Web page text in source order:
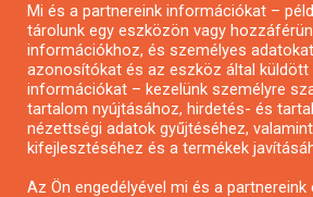
Pályázatírás civil szervezeteknek
Pályázatírás önkormányzatoknak
Pályázatfigyelés
Specifikus pályázatfigyelés vagy
Mi és a partnereink információkat –
tárolunk egy eszközön vagy
információkhoz, és személyes
azonosítókat és az eszköz által küldött
információkat – kezelünk személyre
tartalom nyújtásához, hirdetés- és
nézettségi adatok gyűjtéséhez,
kifejlesztéséhez és a termékek
Az Ön engedélyével mi és a